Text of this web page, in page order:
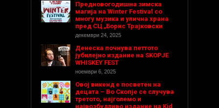
Предновогодишнa зимска
магија на Winter Festival со
многу музика и улична храна
пред СЦ „Борис Трајковски
декември 24, 2025
Денеска почнува петтото
јубилејно издание на SKOPJE
WHISKEY FEST
ноември 6, 2025
Овој викенд е посветен на
децата – Во Скопје се случува
третото, најголемо и
највозбудливо издание на Kid